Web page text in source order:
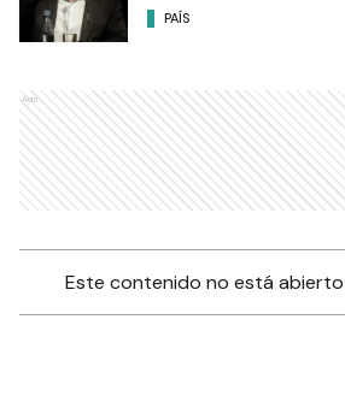
PAÍS
Ads
Este contenido no está